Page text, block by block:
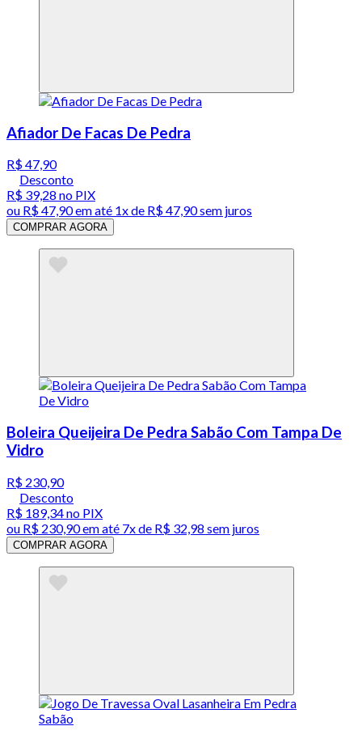
Afiador De Facas De Pedra
R$ 47,90
Desconto
R$ 39,28 no PIX
ou R$ 47,90em até 1x de R$ 47,90sem juros
COMPRAR AGORA
Boleira Queijeira De Pedra Sabão Com Tampa De
Vidro
R$ 230,90
Desconto
R$ 189,34no PIX
ou R$ 230,90em até 7x de R$ 32,98 sem juros
COMPRAR AGORA